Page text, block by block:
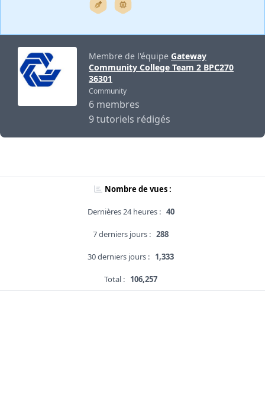
Membre de l'équipe Gateway
Community College Team 2 BPC270
36301
Community
6 membres
9 tutoriels rédigés
Nombre de vues :
Dernières 24 heures : 40
7 derniers jours : 288
30 derniers jours : 1,333
Total : 106,257